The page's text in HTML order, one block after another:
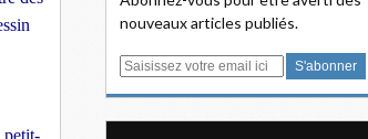
petit-
nouveaux articles publiés.
E